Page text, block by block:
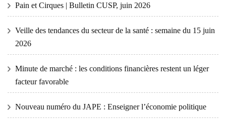
Pain et Cirques | Bulletin CUSP, juin 2026
Veille des tendances du secteur de la santé : semaine du 15 juin
2026
Minute de marché : les conditions financières restent un léger
facteur favorable
Nouveau numéro du JAPE : Enseigner l’économie politique